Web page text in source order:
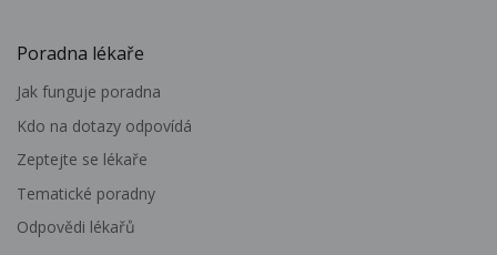
Poradna lékaře
Jak funguje poradna
Kdo na dotazy odpovídá
Zeptejte se lékaře
Tematické poradny
Odpovědi lékařů